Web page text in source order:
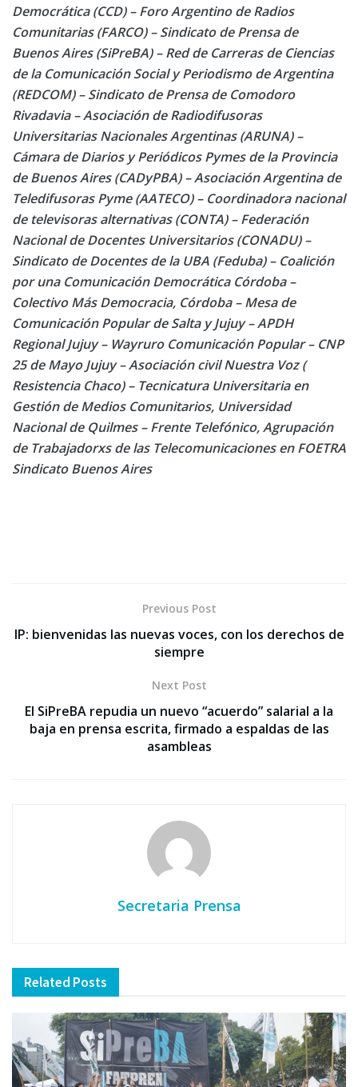
Democrática (CCD) – Foro Argentino de Radios
Comunitarias (FARCO) – Sindicato de Prensa de
Buenos Aires (SiPreBA) – Red de Carreras de Ciencias
de la Comunicación Social y Periodismo de Argentina
(REDCOM) – Sindicato de Prensa de Comodoro
Rivadavia – Asociación de Radiodifusoras
Universitarias Nacionales Argentinas (ARUNA) –
Cámara de Diarios y Periódicos Pymes de la Provincia
de Buenos Aires (CADyPBA) – Asociación Argentina de
Teledifusoras Pyme (AATECO) – Coordinadora nacional
de televisoras alternativas (CONTA) – Federación
Nacional de Docentes Universitarios (CONADU) –
Sindicato de Docentes de la UBA (Feduba) – Coalición
por una Comunicación Democrática Córdoba –
Colectivo Más Democracia, Córdoba – Mesa de
Comunicación Popular de Salta y Jujuy – APDH
Regional Jujuy – Wayruro Comunicación Popular – CNP
25 de Mayo Jujuy – Asociación civil Nuestra Voz (
Resistencia Chaco) – Tecnicatura Universitaria en
Gestión de Medios Comunitarios, Universidad
Nacional de Quilmes – Frente Telefónico, Agrupación
de Trabajadorxs de las Telecomunicaciones en FOETRA
Sindicato Buenos Aires
Previous Post
IP: bienvenidas las nuevas voces, con los derechos de
siempre
Next Post
El SiPreBA repudia un nuevo “acuerdo” salarial a la
baja en prensa escrita, firmado a espaldas de las
asambleas
Secretaria Prensa
Related Posts